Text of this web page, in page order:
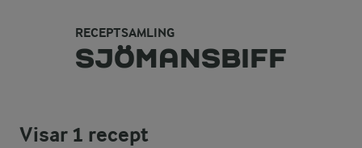
RECEPTSAMLING
SJÖMANSBIFF
Visar1 recept